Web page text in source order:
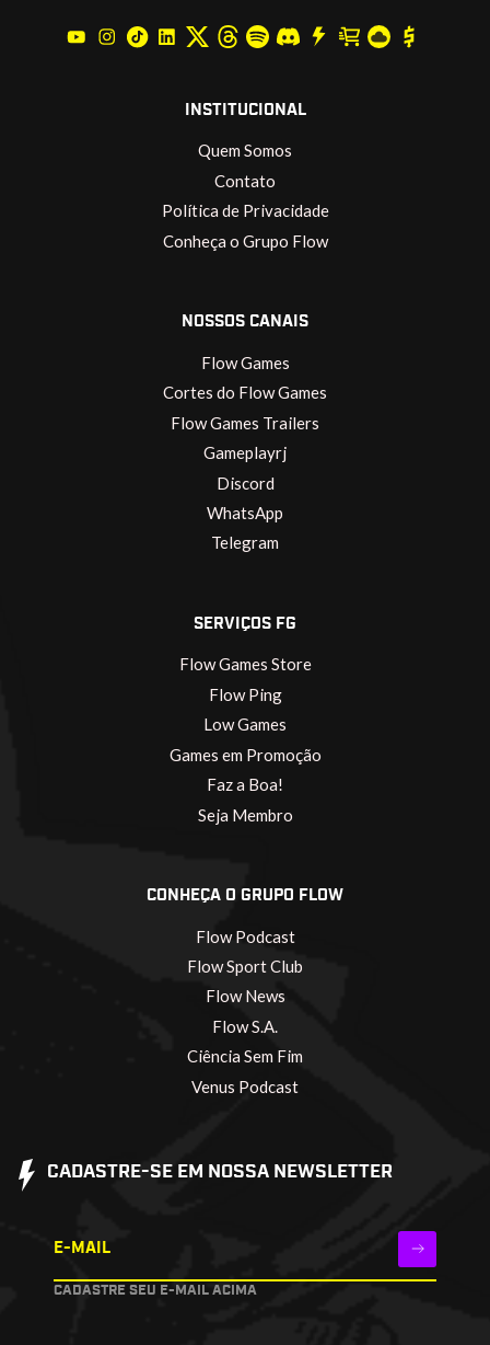
INSTITUCIONAL
Quem Somos
Contato
Política de Privacidade
Conheça o Grupo Flow
NOSSOS CANAIS
Flow Games
Cortes do Flow Games
Flow Games Trailers
Gameplayrj
Discord
WhatsApp
Telegram
SERVIÇOS FG
Flow Games Store
Flow Ping
Low Games
Games em Promoção
Faz a Boa!
Seja Membro
CONHEÇA O GRUPO FLOW
Flow Podcast
Flow Sport Club
Flow News
Flow S.A.
Ciência Sem Fim
Venus Podcast
CADASTRE-SE EM NOSSA NEWSLETTER
E-MAIL
CADASTRE SEU E-MAIL ACIMA